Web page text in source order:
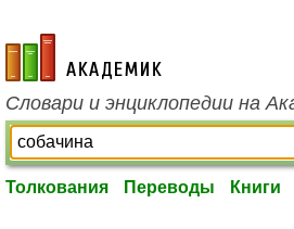
academic.ru
Словари и энциклопедии на
Толкования Переводы Книги